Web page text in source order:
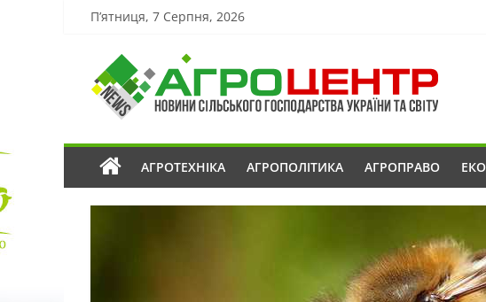
П’ятниця, 7 Серпня, 2026
АГРОТЕХНІКА АГРОПОЛІТИКА АГРОПРАВО